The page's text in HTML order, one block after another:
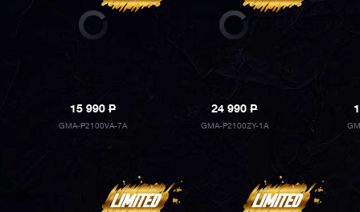
15 990P
GMA-P2100VA-7A
24 990P
GMA-P2100ZY-1A